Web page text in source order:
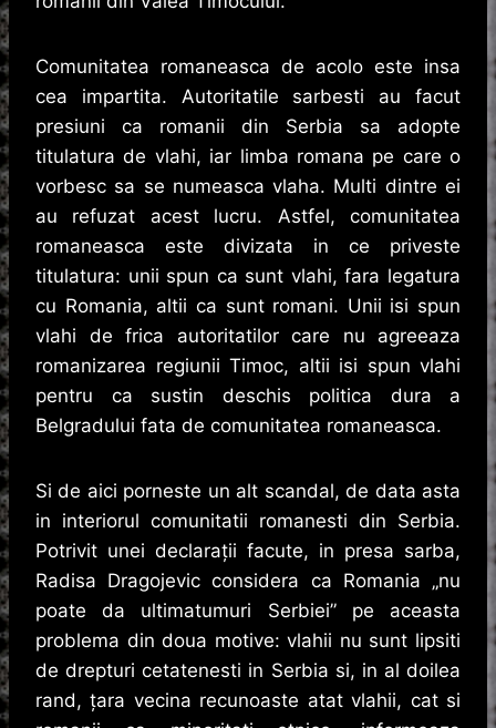
Comunitatea romaneasca de acolo este insa
cea impartita. Autoritatile sarbesti au facut
presiuni ca romanii din Serbia sa adopte
titulatura de vlahi, iar limba romana pe care o
vorbesc sa se numeasca vlaha. Multi dintre ei
au refuzat acest lucru. Astfel, comunitatea
romaneasca este divizata in ce priveste
titulatura: unii spun ca sunt vlahi, fara legatura
cu Romania, altii ca sunt romani. Unii isi spun
vlahi de frica autoritatilor care nu agreeaza
romanizarea regiunii Timoc, altii isi spun vlahi
pentru ca sustin deschis politica dura a
Belgradului fata de comunitatea romaneasca.
Si de aici porneste un alt scandal, de data asta
in interiorul comunitatii romanesti din Serbia.
Potrivit unei declarații facute, in presa sarba,
Radisa Dragojevic considera ca Romania „nu
poate da ultimatumuri Serbiei” pe aceasta
problema din doua motive: vlahii nu sunt lipsiti
de drepturi cetatenesti in Serbia si, in al doilea
rand, țara vecina recunoaste atat vlahii, cat si